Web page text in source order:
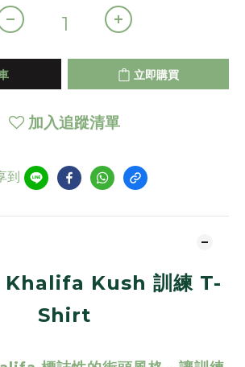
立即購買
加入追蹤清單
到
Khalifa Kush 訓練 T-
Shirt